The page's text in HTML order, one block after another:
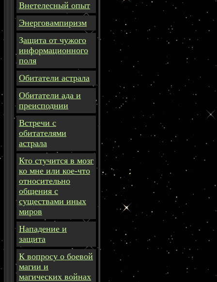
Внетелесный опыт
Энерговампиризм
Защита от чужого
информационного
поля
Обитатели астрала
Обитатели ада и
преисподнии
Встречи с
обитателями
астрала
Кто стучится в мозг
ко мне или кое-что
относительно
общения с
существами иных
миров
Нападение и
защита
К вопросу о боевой
магии и
магических войнах